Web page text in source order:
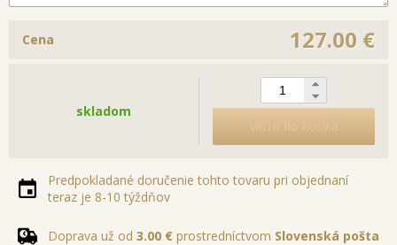
127.00 €
Cena
skladom
Vložiť do košíka
Predpokladané doručenie tohto tovaru pri objednaní
teraz je 8-10 týždňov
Doprava už od 3.00 € prostredníctvom Slovenská pošta